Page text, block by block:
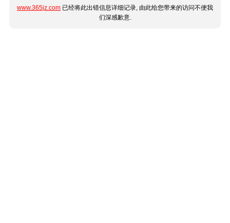
www.365jz.com 已经将此出错信息详细记录, 由此给您带来的访问不便我
们深感歉意.